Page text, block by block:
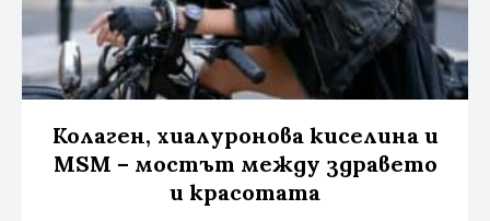
Колаген, хиалуронова киселина и
MSM – мостът между здравето
и красотата